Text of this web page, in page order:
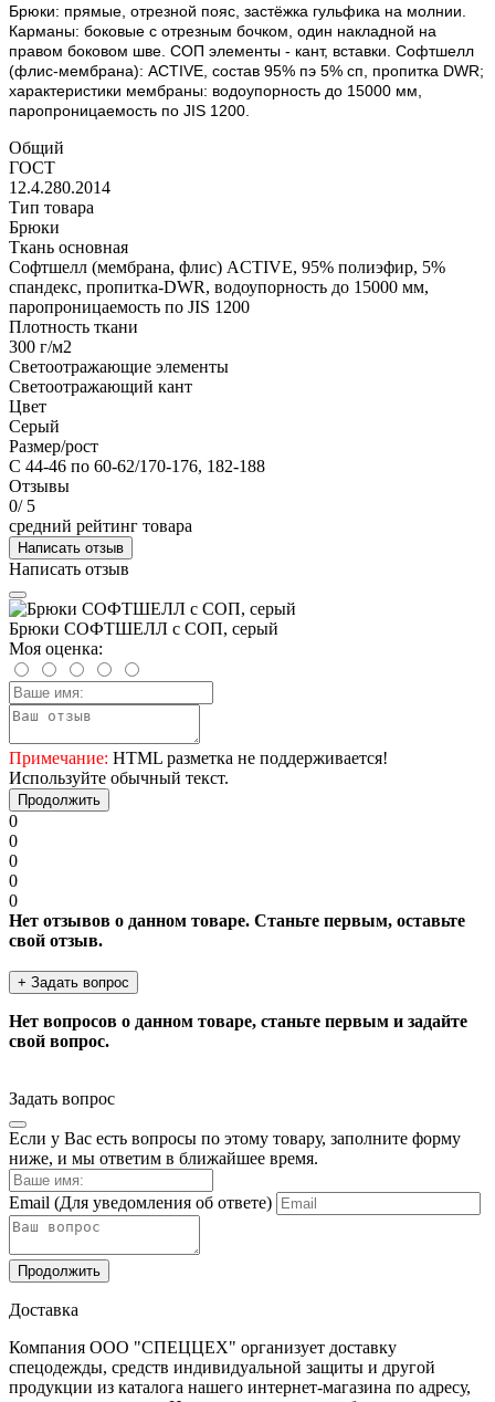
Брюки: прямые, отрезной пояс, застёжка гульфика на молнии.
Карманы: боковые с отрезным бочком, один накладной на
правом боковом шве. СОП элементы - кант, вставки. Софтшелл
(флис-мембрана): ACTIVE, состав 95% пэ 5% сп, пропитка DWR;
характеристики мембраны: водоупорность до 15000 мм,
паропроницаемость по JIS 1200.
Общий
ГОСТ
12.4.280.2014
Тип товара
Брюки
Ткань основная
Софтшелл (мембрана, флис) ACTIVE, 95% полиэфир, 5%
спандекс, пропитка-DWR, водоупорность до 15000 мм,
паропроницаемость по JIS 1200
Плотность ткани
300 г/м2
Светоотражающие элементы
Светоотражающий кант
Цвет
Серый
Размер/рост
С 44-46 по 60-62/170-176, 182-188
Отзывы
0/ 5
средний рейтинг товара
Написать отзыв
Написать отзыв
Брюки СОФТШЕЛЛ с СОП, серый
Моя оценка:
Примечание: HTML разметка не поддерживается!
Используйте обычный текст.
Продолжить
0
0
0
0
0
Нет отзывов о данном товаре. Станьте первым, оставьте
свой отзыв.
+ Задать вопрос
Нет вопросов о данном товаре, станьте первым и задайте
свой вопрос.
Задать вопрос
Если у Вас есть вопросы по этому товару, заполните форму
ниже, и мы ответим в ближайшее время.
Email (Для уведомления об ответе)
Продолжить
Доставка
Компания ООО "СПЕЦЦЕХ" организует доставку
спецодежды, средств индивидуальной защиты и другой
продукции из каталога нашего интернет-магазина по адресу,